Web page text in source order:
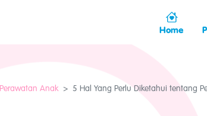
Home
Perawatan Anak 5 Hal Yang Perlu Diketahui tentang